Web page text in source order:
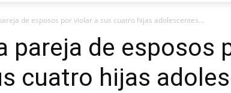
de esposos por violar a sus cuatro hijas adolescentes...
pareja de esposos
cuatro hijas